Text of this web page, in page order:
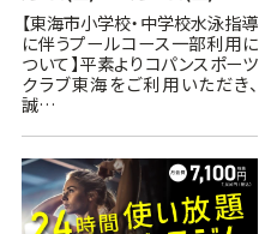
【東海市小学校・中学校水泳指導
に伴うプールコース一部利用に
ついて】平素よりコパンスポーツ
クラブ東海をご利用いただき、
誠…